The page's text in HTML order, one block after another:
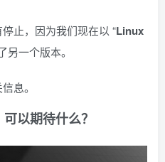
止，因为我们现在以 “Linux
另一个版本。
息。
以期待什么？